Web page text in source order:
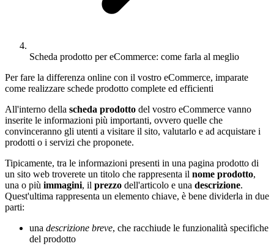
Scheda prodotto per eCommerce: come farla al meglio
Per fare la differenza online con il vostro eCommerce, imparate
come realizzare schede prodotto complete ed efficienti
All'interno della scheda prodotto del vostro eCommerce vanno
inserite le informazioni più importanti, ovvero quelle che
convinceranno gli utenti a visitare il sito, valutarlo e ad acquistare i
prodotti o i servizi che proponete.
Tipicamente, tra le informazioni presenti in una pagina prodotto di
un sito web troverete un titolo che rappresenta il nome prodotto,
una o più immagini, il prezzo dell'articolo e una descrizione.
Quest'ultima rappresenta un elemento chiave, è bene dividerla in due
parti:
una descrizione breve, che racchiude le funzionalità specifiche
del prodotto